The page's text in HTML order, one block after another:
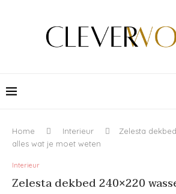
Home Interieur
Zelesta
alles wat je moet weten
Interieur
Zelesta dekbed 240×220